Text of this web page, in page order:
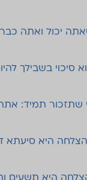
יכול ואתה
סיכוי בשבילך
שתזכור תמיד:
היא סיעתא
היא תשעים